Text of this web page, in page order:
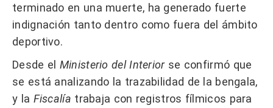
terminado en una muerte, ha generado fuerte
indignación tanto dentro como fuera del ámbito
deportivo.
Desde el Ministerio del Interiorse confirmó que
se está analizando la trazabilidad de la bengala,
y la Fiscalía trabaja con registros fílmicos para